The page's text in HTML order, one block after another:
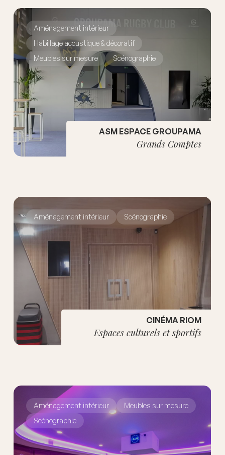
Aménagement intérieur
Habillage acoustique & décoratif
Meubles sur mesure
Scénographie
ASM ESPACE GROUPAMA
Grands Comptes
Aménagement intérieur Scénographie
CINÉMA RIOM
Espaces culturels et sportifs
Aménagement intérieur
Meubles sur mesure
Scénographie